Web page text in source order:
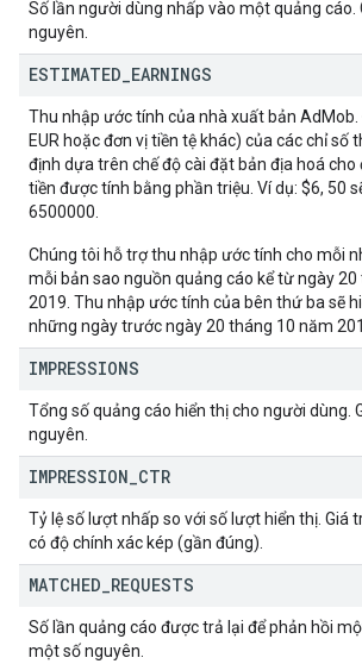
Số lần người dùng nhấp vào một quảng cáo.
nguyên.
ESTIMATED EARNINGS
Thu nhập ước tính của nhà xuất bản AdMob.
EUR hoặc đơn vị tiền tệ khác) của các chỉ số
định dựa trên chế độ cài đặt bản địa hoá cho
tiền được tính bằng phần triệu. Ví dụ: $6, 50
6500000.
Chúng tôi hỗ trợ thu nhập ước tính cho mỗi
mỗi bản sao nguồn quảng cáo kể từ ngày
2019. Thu nhập ước tính của bên thứ ba sẽ
những ngày trước ngày 20 tháng 10 năm
IMPRESSIONS
Tổng số quảng cáo hiển thị cho người dùng.
nguyên.
IMPRESSION CTR
Tỷ lệ số lượt nhấp so với số lượt hiển thị. Giá
có độ chính xác kép (gần đúng).
MATCHED REQUESTS
Số lần quảng cáo được trả lại để phản hồi
một số nguyên.